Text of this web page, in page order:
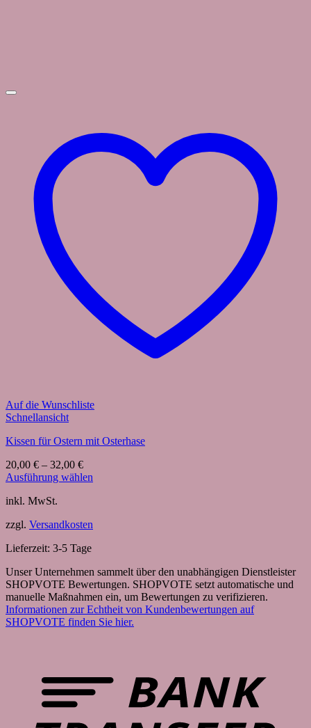
Auf die Wunschliste
Schnellansicht
Kissen für Ostern mit Osterhase
20,00 € – 32,00 €
Ausführung wählen
Produkt
mehrere
auf.
Optionen
können
auf
der
Produktseite
inkl. MwSt.
zzgl. Versandkosten
Lieferzeit: 3-5 Tage
Unser Unternehmen sammelt über den unabhängigen Dienstleister
SHOPVOTE Bewertungen. SHOPVOTE setzt automatische und
manuelle Maßnahmen ein, um Bewertungen zu verifizieren.
Informationen zur Echtheit von Kundenbewertungen auf
SHOPVOTE finden Sie hier.